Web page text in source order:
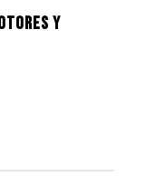
Y